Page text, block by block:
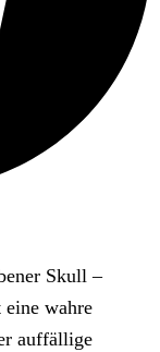
Skull –
wahre
auffällige